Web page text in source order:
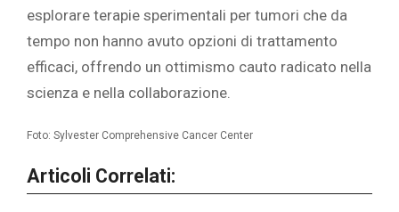
esplorare terapie sperimentali per tumori che da
tempo non hanno avuto opzioni di trattamento
efficaci, offrendo un ottimismo cauto radicato nella
scienza e nella collaborazione.
Foto: Sylvester Comprehensive Cancer Center
Articoli Correlati: